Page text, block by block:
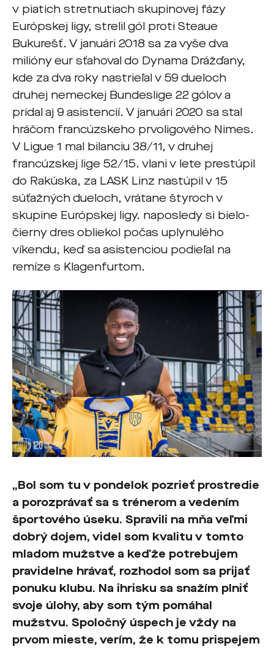
v piatich stretnutiach skupinovej fázy
Európskej ligy, strelil gól proti Steaue
Bukurešť. V januári 2018 sa za vyše dva
milióny eur sťahoval do Dynama Drážďany,
kde za dva roky nastrieľal v 59 dueloch
druhej nemeckej Bundeslige 22 gólov a
pridal aj 9 asistencií. V januári 2020 sa stal
hráčom francúzskeho prvoligového Nimes.
V Ligue 1 mal bilanciu 38/11, v druhej
francúzskej lige 52/15. vlani v lete prestúpil
do Rakúska, za LASK Linz nastúpil v 15
súťažných dueloch, vrátane štyroch v
skupine Európskej ligy. naposledy si bielo-
čierny dres obliekol počas uplynulého
víkendu, keď sa asistenciou podieľal na
remíze s Klagenfurtom.
„Bol som tu v pondelok pozrieť prostredie
a porozprávať sa s trénerom a vedením
športového úseku. Spravili na mňa veľmi
dobrý dojem, videl som kvalitu v tomto
mladom mužstve a keďže potrebujem
pravidelne hrávať, rozhodol som sa prijať
ponuku klubu. Na ihrisku sa snažím plniť
svoje úlohy, aby som tým pomáhal
mužstvu. Spoločný úspech je vždy na
prvom mieste, verím, že k tomu prispejem